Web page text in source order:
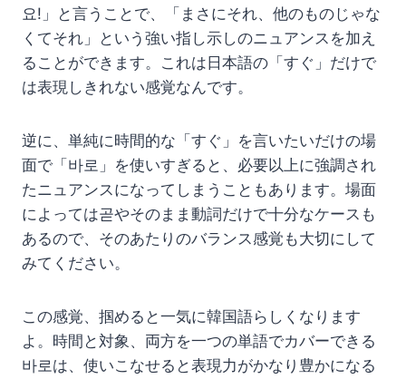
요!」と言うことで、「まさにそれ、他のものじゃな
くてそれ」という強い指し示しのニュアンスを加え
ることができます。これは日本語の「すぐ」だけで
は表現しきれない感覚なんです。
逆に、単純に時間的な「すぐ」を言いたいだけの場
面で「바로」を使いすぎると、必要以上に強調され
たニュアンスになってしまうこともあります。場面
によっては곧やそのまま動詞だけで十分なケースも
あるので、そのあたりのバランス感覚も大切にして
みてください。
この感覚、掴めると一気に韓国語らしくなります
よ。時間と対象、両方を一つの単語でカバーできる
바로は、使いこなせると表現力がかなり豊かになる